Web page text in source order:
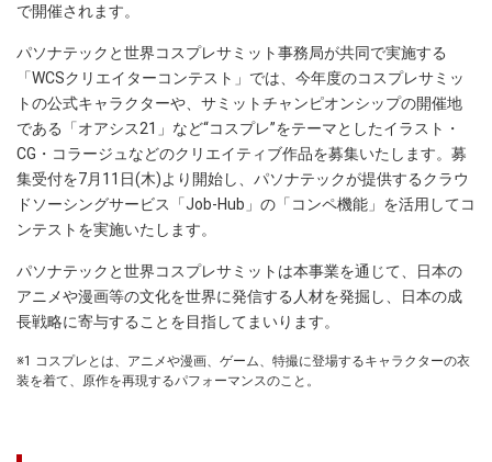
で開催されます。
パソナテックと世界コスプレサミット事務局が共同で実施する
「WCSクリエイターコンテスト」では、今年度のコスプレサミッ
トの公式キャラクターや、サミットチャンピオンシップの開催地
である「オアシス21」など“コスプレ”をテーマとしたイラスト・
CG・コラージュなどのクリエイティブ作品を募集いたします。募
集受付を7月11日(木)より開始し、パソナテックが提供するクラウ
ドソーシングサービス「Job-Hub」の「コンペ機能」を活用してコ
ンテストを実施いたします。
パソナテックと世界コスプレサミットは本事業を通じて、日本の
アニメや漫画等の文化を世界に発信する人材を発掘し、日本の成
長戦略に寄与することを目指してまいります。
※1 コスプレとは、アニメや漫画、ゲーム、特撮に登場するキャラクターの衣
装を着て、原作を再現するパフォーマンスのこと。